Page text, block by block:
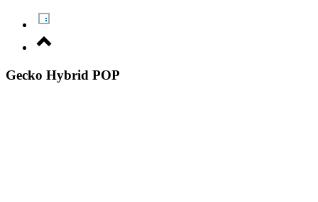
Gecko Hybrid POP